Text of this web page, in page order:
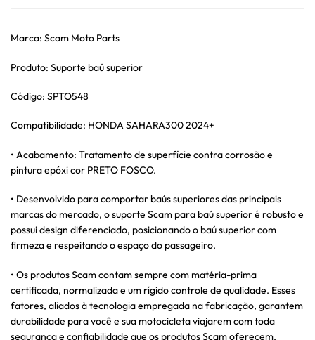
Marca: Scam Moto Parts
Produto: Suporte baú superior
Código: SPTO548
Compatibilidade: HONDA SAHARA300 2024+
• Acabamento: Tratamento de superfície contra corrosão e
pintura epóxi cor PRETO FOSCO.
• Desenvolvido para comportar baús superiores das principais
marcas do mercado, o suporte Scam para baú superior é robusto e
possui design diferenciado, posicionando o baú superior com
firmeza e respeitando o espaço do passageiro.
• Os produtos Scam contam sempre com matéria-prima
certificada, normalizada e um rígido controle de qualidade. Esses
fatores, aliados à tecnologia empregada na fabricação, garantem
durabilidade para você e sua motocicleta viajarem com toda
segurança e confiabilidade que os produtos Scam oferecem.